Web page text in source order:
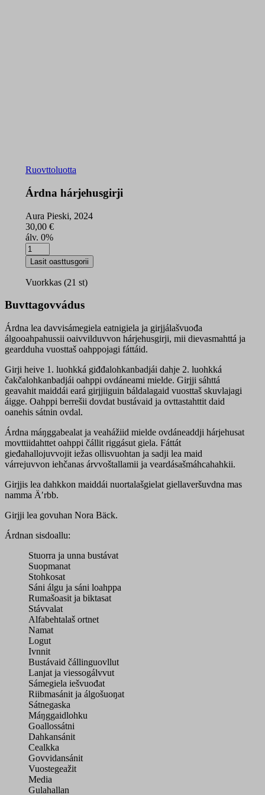
Ruovttoluotta
Árdna hárjehusgirji
Aura Pieski, 2024
30,00 €
álv. 0%
Árdna
hárjehusgirji
quantity
Lasit oasttusgorii
Vuorkkas (21 st)
Buvttagovvádus
Árdna lea davvisámegiela eatnigiela ja girjjálašvuođa
álgooahpahussii oaivvilduvvon hárjehusgirji, mii dievasmahttá ja
geardduha vuosttaš oahppojagi fáttáid.
Girji heive 1. luohkká giđđalohkanbadjái dahje 2. luohkká
čakčalohkanbadjái oahppi ovdáneami mielde. Girjji sáhttá
geavahit maiddái eará girjjiiguin báldalagaid vuosttaš skuvlajagi
áigge. Oahppi berrešii dovdat bustávaid ja ovttastahttit daid
oanehis sátnin ovdal.
Árdna máŋggabealat ja veahážiid mielde ovdáneaddji hárjehusat
movttiidahttet oahppi čállit riggásut giela. Fáttát
gieđahallojuvvojit iežas ollisvuohtan ja sadji lea maid
várrejuvvon iehčanas árvvoštallamii ja veardásašmáhcahahkii.
Girjjis lea dahkkon maiddái nuortalašgielat giellaveršuvdna mas
namma Äʹrbb.
Girjji lea govuhan Nora Bäck.
Árdnan sisdoallu:
Stuorra ja unna bustávat
Suopmanat
Stohkosat
Sáni álgu ja sáni loahppa
Rumašoasit ja biktasat
Stávvalat
Alfabehtalaš ortnet
Namat
Logut
Ivnnit
Bustávaid čállinguovllut
Lanjat ja viessogálvvut
Sámegiela iešvuođat
Riibmasánit ja álgošuoŋat
Sátnegaska
Máŋggaidlohku
Goallossátni
Dahkansánit
Cealkka
Govvidansánit
Vuostegeažit
Media
Gulahallan